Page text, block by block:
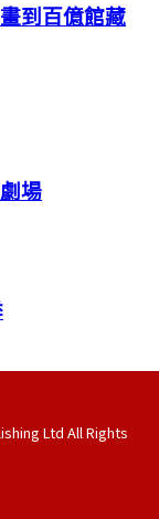
到百億館藏
場
Ltd All Rights